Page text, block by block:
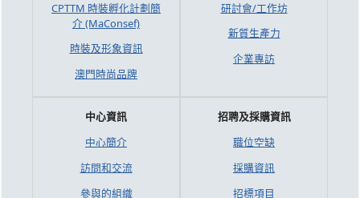
CPTTM 時裝孵化計劃簡
介 (MaConsef)
時裝及形象資訊
澳門時尚品牌
研討會/工作坊
新質生產力
企業專訪
中心資訊
中心簡介
訪問和交流
參與的組織
招聘及採購資訊
職位空缺
採購資訊
招標項目